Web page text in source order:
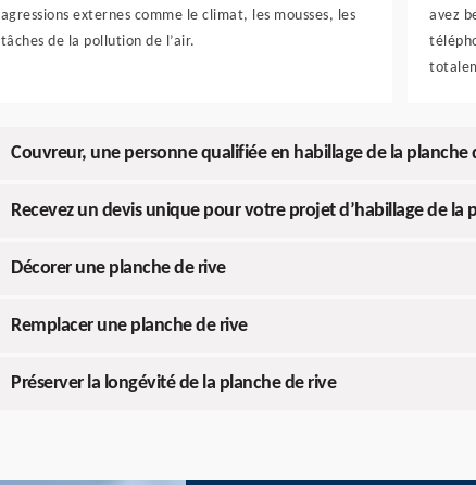
agressions externes comme le climat, les mousses, les
tâches de la pollution de l’air.
avez
Couvreur, une personne qualifiée en habillage de la planche
Recevez un devis unique pour votre projet d’habillage de la
Décorer une planche de rive
Remplacer une planche de rive
Préserver la longévité de la planche de rive